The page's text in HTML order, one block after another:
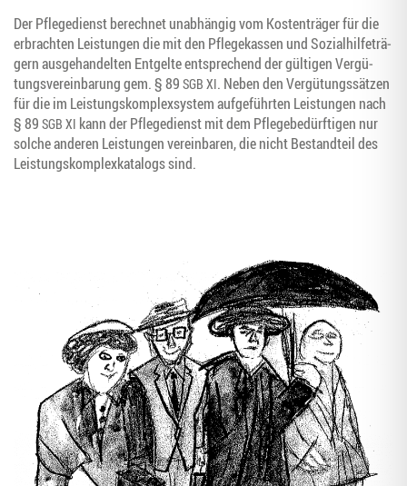
Der Pfle­ge­dienst berech­net unab­hän­gig vom Kos­ten­trä­ger für die
erbrach­ten Leis­tun­gen die mit den Pfle­ge­kas­sen und Sozi­al­hil­fe­trä­
gern aus­ge­han­del­ten Ent­gel­te ent­spre­chend der gül­ti­gen Ver­gü­
tungs­ver­ein­ba­rung gem. § 89 SGB XI. Neben den Ver­gü­tungs­sät­zen
für die im Leis­tungs­kom­plex­sys­tem auf­ge­führ­ten Leis­tun­gen nach
§ 89 SGB XI kann der Pfle­ge­dienst mit dem Pfle­ge­be­dürf­ti­gen nur
sol­che ande­ren Leis­tun­gen ver­ein­ba­ren, die nicht Bestand­teil des
Leis­tungs­kom­plex­ka­ta­logs sind.